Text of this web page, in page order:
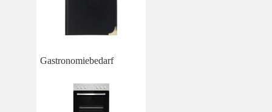
Gastronomiebedarf